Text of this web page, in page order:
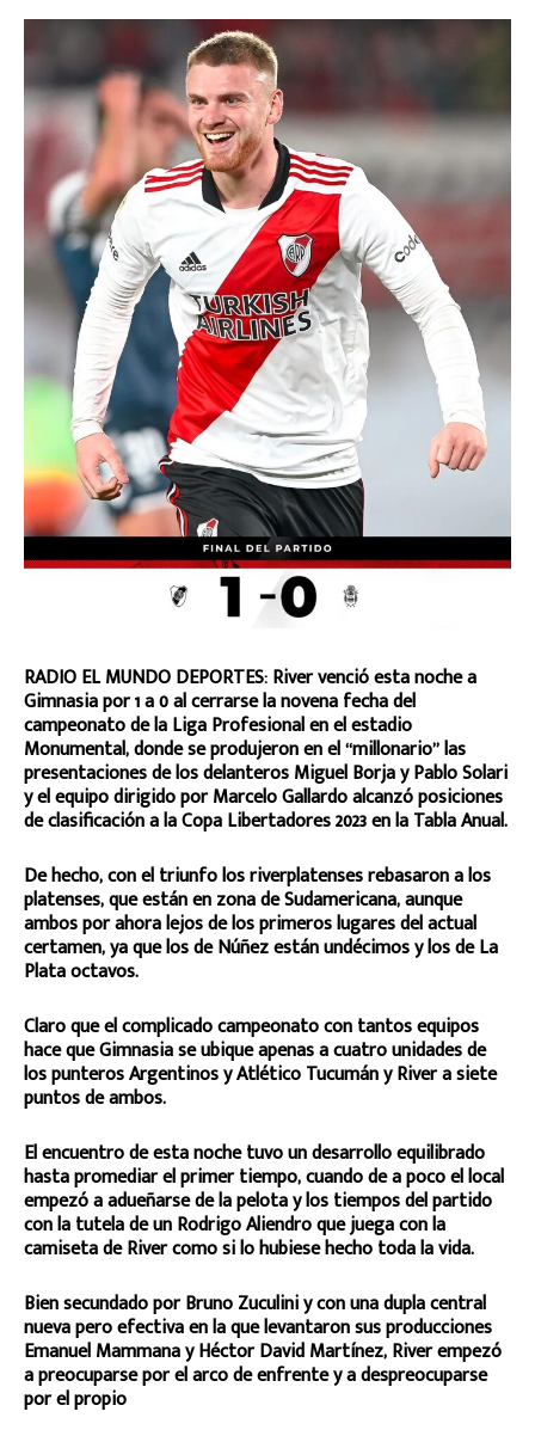
RADIO EL MUNDO DEPORTES: River venció esta noche a
Gimnasia por 1 a 0 al cerrarse la novena fecha del
campeonato de la Liga Profesional en el estadio
Monumental, donde se produjeron en el “millonario” las
presentaciones de los delanteros Miguel Borja y Pablo Solari
y el equipo dirigido por Marcelo Gallardo alcanzó posiciones
de clasificación a la Copa Libertadores 2023 en la Tabla Anual.
De hecho, con el triunfo los riverplatenses rebasaron a los
platenses, que están en zona de Sudamericana, aunque
ambos por ahora lejos de los primeros lugares del actual
certamen, ya que los de Núñez están undécimos y los de La
Plata octavos.
Claro que el complicado campeonato con tantos equipos
hace que Gimnasia se ubique apenas a cuatro unidades de
los punteros Argentinos y Atlético Tucumán y River a siete
puntos de ambos.
El encuentro de esta noche tuvo un desarrollo equilibrado
hasta promediar el primer tiempo, cuando de a poco el local
empezó a adueñarse de la pelota y los tiempos del partido
con la tutela de un Rodrigo Aliendro que juega con la
camiseta de River como si lo hubiese hecho toda la vida.
Bien secundado por Bruno Zuculini y con una dupla central
nueva pero efectiva en la que levantaron sus producciones
Emanuel Mammana y Héctor David Martínez, River empezó
a preocuparse por el arco de enfrente y a despreocuparse
por el propio